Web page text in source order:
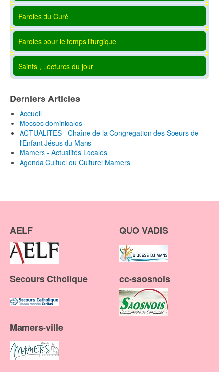
Paroles du Curé
Paroles pour le temps liturgique
Saints , Lectures du jour
Derniers Articles
Accueil
Messes dominicales
ACTUALITES - Chaîne de la Congrégation des Soeurs de
l'Enfant Jésus du Mans
Mamers - Actualités Locales
Agenda Cultuel ou Culturel Mamers
AELF QUO VADIS
Secours Ctholique cc-saosnois
Mamers-ville